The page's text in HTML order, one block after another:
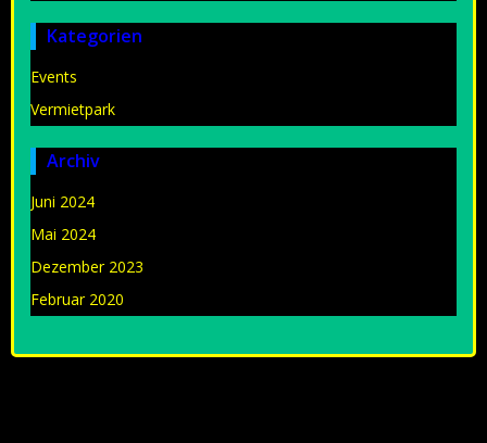
Kategorien
Events
Vermietpark
Archiv
Juni 2024
Mai 2024
Dezember 2023
Februar 2020